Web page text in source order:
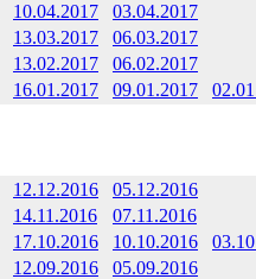
10.04.2017
03.04.2017
13.03.2017
06.03.2017
13.02.2017
06.02.2017
16.01.2017 09.01.2017
12.12.2016
05.12.2016
14.11.2016
07.11.2016
17.10.2016 10.10.2016
12.09.2016
05.09.2016